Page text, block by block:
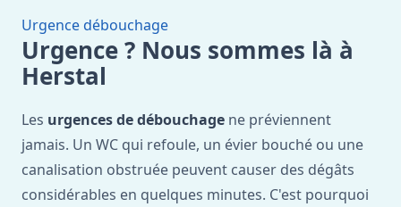
Urgence débouchage
Urgence ? Nous sommes là à
Herstal
Les urgences de débouchage ne préviennent
jamais. Un WC qui refoule, un évier bouché ou une
canalisation obstruée peuvent causer des dégâts
considérables en quelques minutes. C'est pourquoi